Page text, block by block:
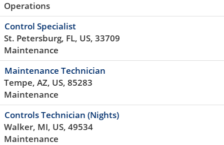
Operations
Control Specialist
St. Petersburg, FL, US, 33709
Maintenance
Maintenance Technician
Tempe, AZ, US, 85283
Maintenance
Controls Technician (Nights)
Walker, MI, US, 49534
Maintenance